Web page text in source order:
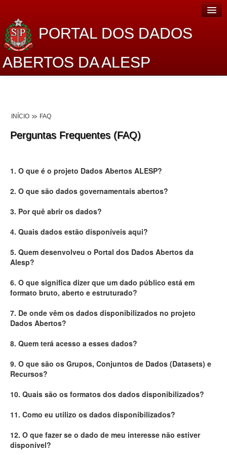
PORTAL DOS DADOS
ABERTOS DA ALESP
Lei de Acesso à Informação
Administração
Legislação
Perguntas frequentes
Contato
INÍCIO FAQ
Perguntas Frequentes (FAQ)
1. O que é o projeto Dados Abertos ALESP?
2. O que são dados governamentais abertos?
3. Por quê abrir os dados?
4. Quais dados estão disponíveis aqui?
5. Quem desenvolveu o Portal dos Dados Abertos da
Alesp?
6. O que significa dizer que um dado público está em
formato bruto, aberto e estruturado?
7. De onde vêm os dados disponibilizados no projeto
Dados Abertos?
8. Quem terá acesso a esses dados?
9. O que são os Grupos, Conjuntos de Dados (Datasets) e
Recursos?
10. Quais são os formatos dos dados disponibilizados?
11. Como eu utilizo os dados disponibilizados?
12. O que fazer se o dado de meu interesse não estiver
disponível?